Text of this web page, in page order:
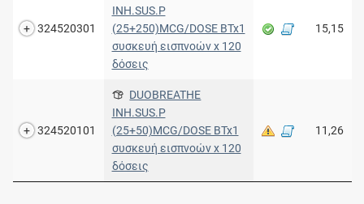
324520301
INH.SUS.P
(25+250)MCG/DOSE BTx1
συσκευή εισπνοών x 120
δόσεις
15,15
324520101
DUOBREATHE
INH.SUS.P
(25+50)MCG/DOSE BTx1
συσκευή εισπνοών x 120
δόσεις
11,26